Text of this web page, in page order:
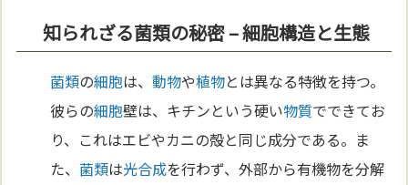
知られざる菌類の秘密 – 細胞構造と生態
菌類の細胞は、動物や植物とは異なる特徴を持つ。
彼らの細胞壁は、キチンという硬い物質でできてお
り、これはエビやカニの殻と同じ成分である。ま
た、 菌類は光合成を行わず、外部から有機物を分解